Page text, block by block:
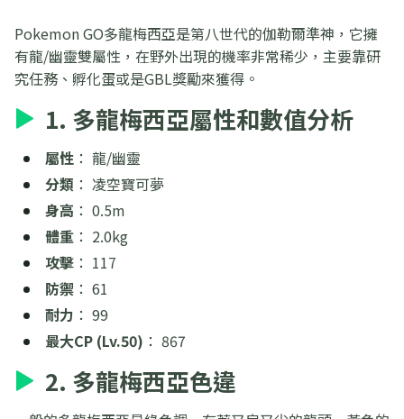
Pokemon GO多龍梅西亞是第八世代的伽勒爾準神，它擁
有龍/幽靈雙屬性，在野外出現的機率非常稀少，主要靠研
究任務、孵化蛋或是GBL獎勵來獲得。
1. 多龍梅西亞屬性和數值分析
屬性 ： 龍/幽靈
分類 ： 凌空寶可夢
身高 ： 0.5m
體重 ： 2.0kg
攻擊 ： 117
防禦 ： 61
耐力 ： 99
最大CP (Lv.50) ： 867
2. 多龍梅西亞色違